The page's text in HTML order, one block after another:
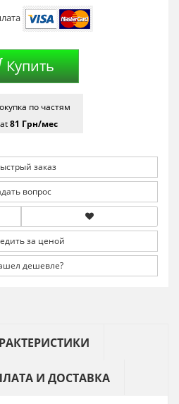
Купить
по частям
81 Грн/мес
заказ
вопрос
за ценой
дешевле?
И ДОСТАВКА